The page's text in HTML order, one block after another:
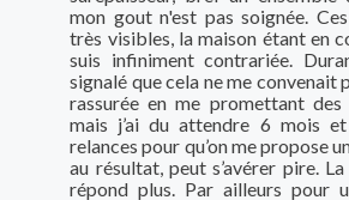
mon gout n'est pas soignée.
très visibles, la maison étant en
suis infiniment contrariée.
signalé que cela ne me convenait
rassurée en me promettant des
mais j’ai du attendre 6 mois
relances pour qu’on me propose
au résultat, peut s’avérer pire.
répond plus. Par ailleurs pour